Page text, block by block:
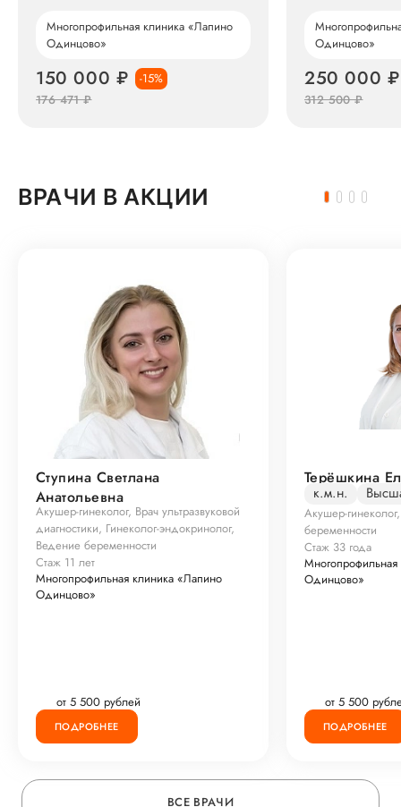
Многопрофильная клиника «Лапино
Одинцово»
150 000 ₽
-15%
176 471 ₽
Одинцово»
250 000 ₽
312 500 ₽
ВРАЧИ В АКЦИИ
Ступина Светлана
Анатольевна
Акушер-гинеколог, Врач ультразвуковой
диагностики, Гинеколог-эндокринолог,
Ведение беременности
Стаж 11 лет
Многопрофильная клиника «Лапино
Одинцово»
от 5 500 рублей
ПОДРОБНЕЕ
Терёшкина
к.м.н.
Акушер-
беременности
Стаж 33 года
Одинцово»
от 5 500
ПОДРОБНЕЕ
ВСЕ ВРАЧИ